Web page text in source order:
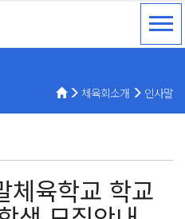
체육회소개 인사말
체육학교 학교